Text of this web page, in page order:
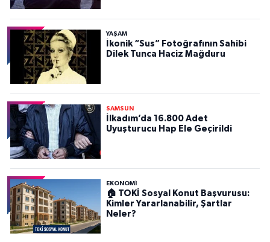
YAŞAM
İkonik “Sus” Fotoğrafının Sahibi
Dilek Tunca Haciz Mağduru
SAMSUN
İlkadım’da 16.800 Adet
Uyuşturucu Hap Ele Geçirildi
EKONOMİ
🏠 TOKİ Sosyal Konut Başvurusu:
Kimler Yararlanabilir, Şartlar
Neler?